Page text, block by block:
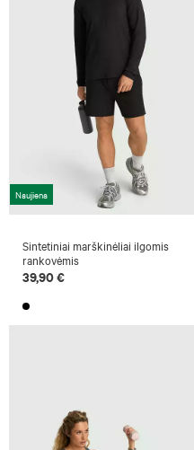
Naujiena
Sintetiniai marškinėliai ilgomis
rankovėmis
39,90 €